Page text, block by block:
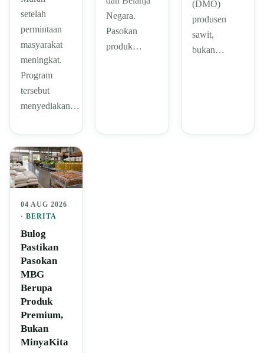
setelah
permintaan
masyarakat
meningkat.
Program
tersebut
menyediakan…
Negara.
Pasokan
produk…
(DMO)
produsen
sawit,
bukan…
04 AUG 2026
· BERITA
Bulog
Pastikan
Pasokan
MBG
Berupa
Produk
Premium,
Bukan
MinyaKita